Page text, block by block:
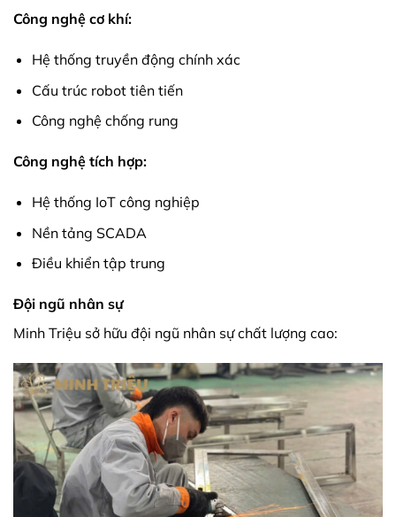
Công nghệ cơ khí:
Hệ thống truyền động chính xác
Cấu trúc robot tiên tiến
Công nghệ chống rung
Công nghệ tích hợp:
Hệ thống IoT công nghiệp
Nền tảng SCADA
Điều khiển tập trung
Đội ngũ nhân sự
Minh Triệu sở hữu đội ngũ nhân sự chất lượng cao: